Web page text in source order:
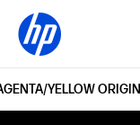
YELLOW
Общ преглед